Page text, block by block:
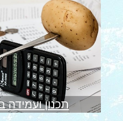
תכנון ועמידה